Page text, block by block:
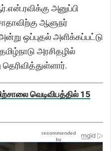
அனுப்பி
ஆளுநர்
ஒப்புதல் அளிக்கப்பட்டு
அரசிதழில்
வெடிவிபத்தில் 15